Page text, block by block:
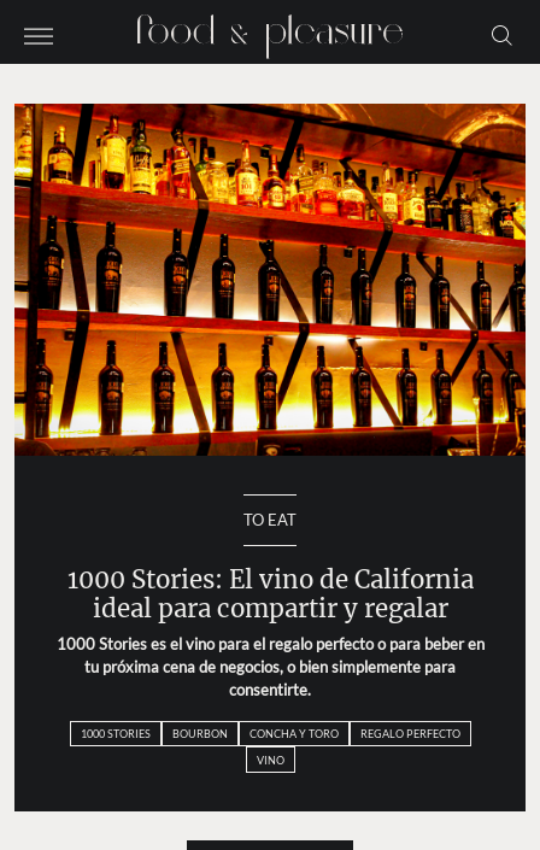
TO EAT
1000 Stories: El vino de California
ideal para compartir y regalar
1000 Stories es el vino para el regalo perfecto o para beber en
tu próxima cena de negocios, o bien simplemente para
consentirte.
1000 STORIES BOURBON CONCHA Y TORO
REGALO PERFECTO
VINO